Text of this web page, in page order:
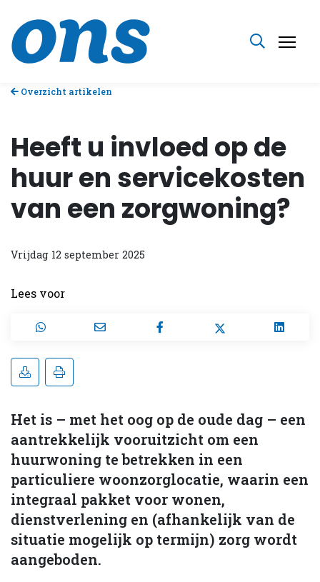
Overzicht artikelen
Heeft u invloed op de
huur en servicekosten
van een zorgwoning?
Vrijdag 12 september 2025
Lees voor
Het is – met het oog op de oude dag – een
aantrekkelijk vooruitzicht om een
huurwoning te betrekken in een
particuliere woonzorglocatie, waarin een
integraal pakket voor wonen,
dienstverlening en (afhankelijk van de
situatie mogelijk op termijn) zorg wordt
aangeboden.